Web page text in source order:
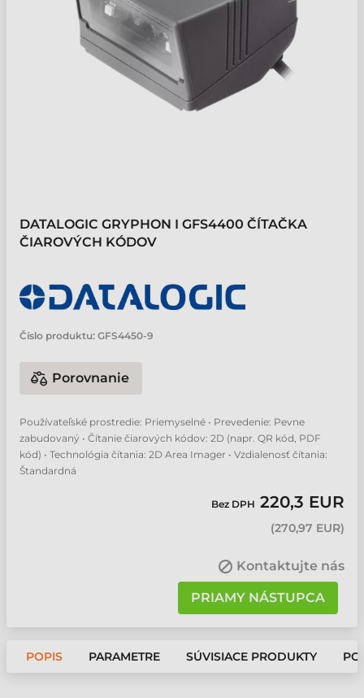
DATALOGIC GRYPHON I GFS4400 ČÍTAČKA
ČIAROVÝCH KÓDOV
Číslo produktu: GFS4450-9
Porovnanie
Používateľské prostredie: Priemyselné • Prevedenie: Pevne
zabudovaný • Čítanie čiarových kódov: 2D (napr. QR kód, PDF
kód) • Technológia čítania: 2D Area Imager • Vzdialenosť čítania:
Štandardná
Bez DPH 220,3 EUR
(270,97 EUR)
Kontaktujte nás
PRIAMY NÁSTUPCA
POPIS PARAMETRE SÚVISIACE PRODUKTY